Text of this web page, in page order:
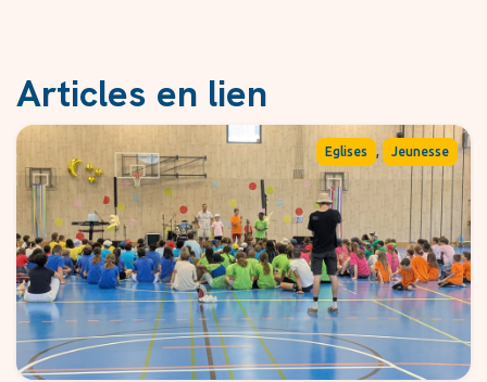
Articles en lien
Eglises , Jeunesse